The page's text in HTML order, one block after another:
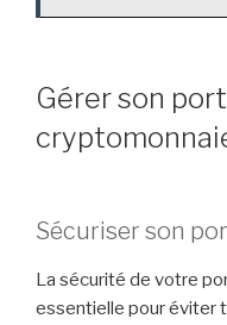
Gérer son
Sécuriser son
La sécurité de votre
essentielle pour éviter